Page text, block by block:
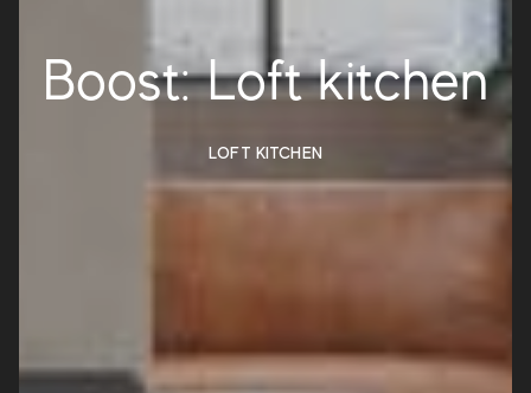
Boost: Loft kitchen
LOFT KITCHEN